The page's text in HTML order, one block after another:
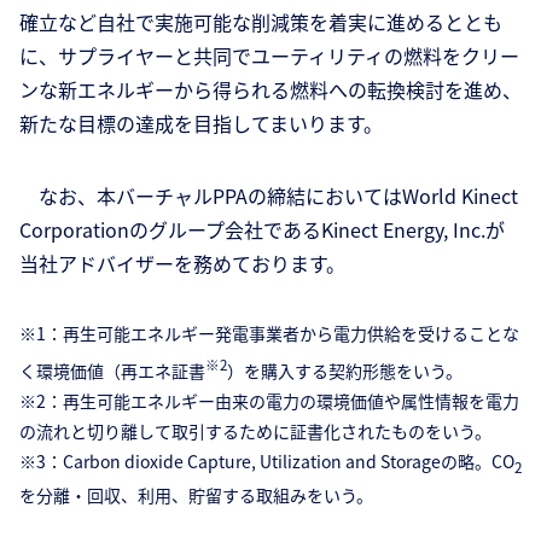
確立など自社で実施可能な削減策を着実に進めるととも
に、サプライヤーと共同でユーティリティの燃料をクリー
ンな新エネルギーから得られる燃料への転換検討を進め、
新たな目標の達成を目指してまいります。
なお、本バーチャルPPAの締結においてはWorld Kinect
Corporationのグループ会社であるKinect Energy, Inc.が
当社アドバイザーを務めております。
※1：再生可能エネルギー発電事業者から電力供給を受けることな
く環境価値（再エネ証書※2）を購入する契約形態をいう。
※2：再生可能エネルギー由来の電力の環境価値や属性情報を電力
の流れと切り離して取引するために証書化されたものをいう。
※3：Carbon dioxide Capture, Utilization and Storageの略。CO2
を分離・回収、利用、貯留する取組みをいう。